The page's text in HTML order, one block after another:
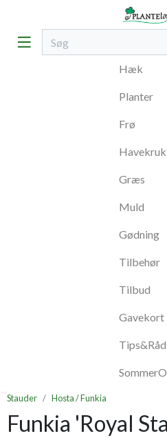
Hæk
Planter
Frø
Græs
Muld
Gødning
Tilbehør
Tilbud
Gavekort
Tips&Råd
Stauder Hosta / Funkia
Funkia 'Royal